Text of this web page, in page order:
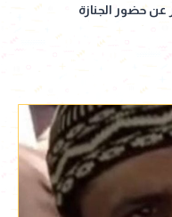
حضور الجنازة